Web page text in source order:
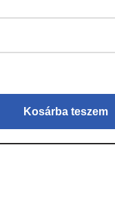
Kosárba teszem